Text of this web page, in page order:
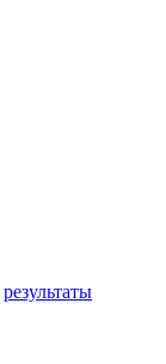
результаты